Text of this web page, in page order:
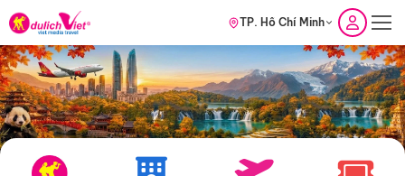
TP. Hồ Chí Minh